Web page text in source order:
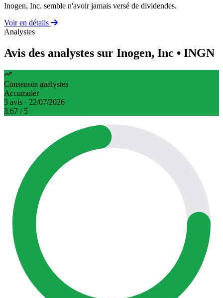
Inogen, Inc. semble n'avoir jamais versé de dividendes.
Voir en détails
Analystes
Avis des analystes sur Inogen, Inc • INGN
Consensus analystes
Accumuler
3 avis · 22/07/2026
3.67 / 5